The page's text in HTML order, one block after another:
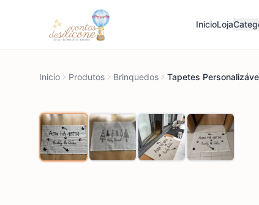
InicioLoja
Inicio Produtos Brinquedos Tapetes